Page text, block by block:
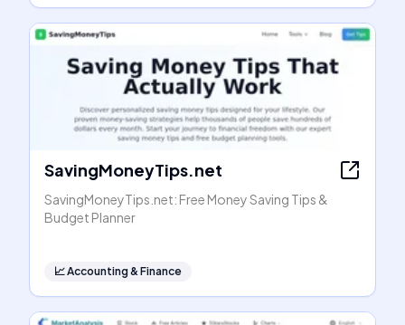
SavingMoneyTips.net
SavingMoneyTips.net: Free Money Saving Tips &
Budget Planner
📈Accounting & Finance